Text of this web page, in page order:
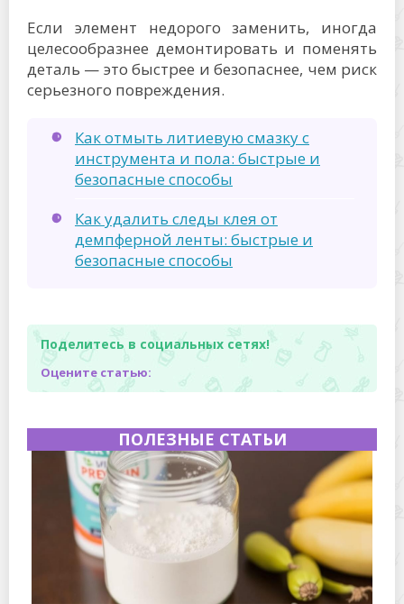
Если элемент недорого заменить, иногда
целесообразнее демонтировать и поменять
деталь — это быстрее и безопаснее, чем риск
серьезного повреждения.
Как отмыть литиевую смазку с
инструмента и пола: быстрые и
безопасные способы
Как удалить следы клея от
демпферной ленты: быстрые и
безопасные способы
Поделитесь в социальных сетях!
Оцените статью:
ПОЛЕЗНЫЕ СТАТЬИ